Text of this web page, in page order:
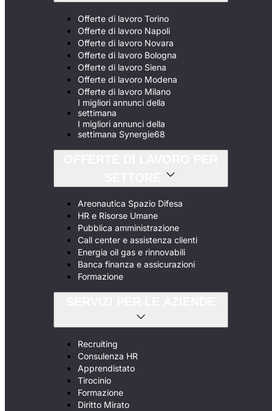
Offerte di lavoro Torino
Offerte di lavoro Napoli
Offerte di lavoro Novara
Offerte di lavoro Bologna
Offerte di lavoro Siena
Offerte di lavoro Modena
Offerte di lavoro Milano
I migliori annunci della
settimana
I migliori annunci della
settimana Synergie68
Areonautica Spazio Difesa
HR e Risorse Umane
Pubblica amministrazione
Call center e assistenza clienti
Energia oil gas e rinnovabili
Banca finanza e assicurazioni
Formazione
Recruiting
Consulenza HR
Apprendistato
Tirocinio
Formazione
Diritto Mirato